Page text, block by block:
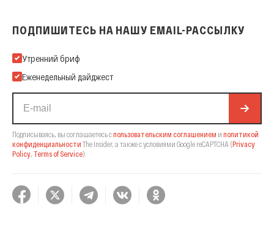
ПОДПИШИТЕСЬ НА НАШУ EMAIL-РАССЫЛКУ
Подпишитесь на нашу Email-рассылку
Утренний бриф
Еженедельный дайджест
Подписываясь, вы соглашаетесь спользовательским соглашением и политикой
конфиденциальности The Insider, а также с условиями Google reCAPTCHA (Privacy
Policy Terms of Service).